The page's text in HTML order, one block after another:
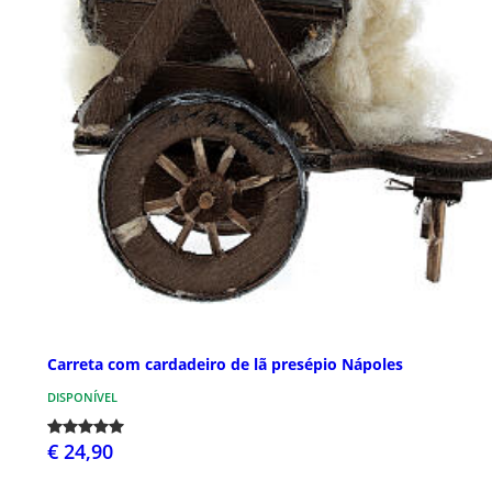
Carreta com cardadeiro de lã presépio Nápoles
DISPONÍVEL
€ 24,90